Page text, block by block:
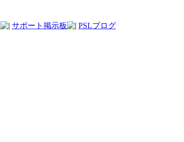
サポート掲示板 PSLブログ